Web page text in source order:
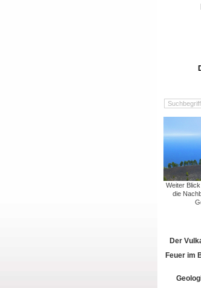
Weiter
die
Der
Feuer im